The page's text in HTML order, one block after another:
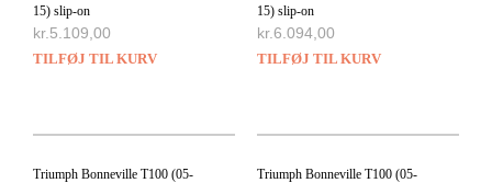
15) slip-on
kr. 5.109,00
TILFØJ TIL KURV
15) slip-on
kr.6.094,00
TILFØJ TIL KURV
Triumph Bonneville T100 (05-
Triumph Bonneville T100 (05-